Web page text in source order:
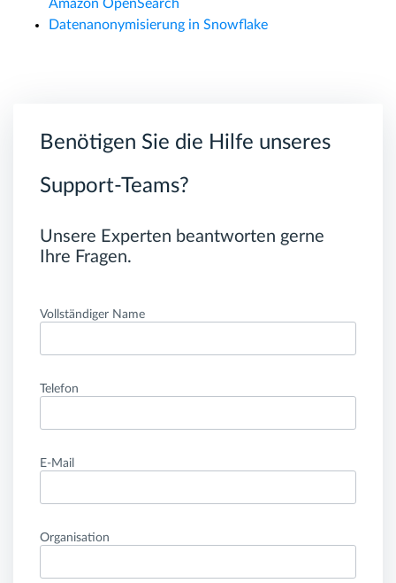
Amazon OpenSearch
Datenanonymisierung in Snowflake
Benötigen Sie die Hilfe unseres
Support-Teams?
Unsere Experten beantworten gerne
Ihre Fragen.
Vollständiger Name
Telefon
E-Mail
Organisation